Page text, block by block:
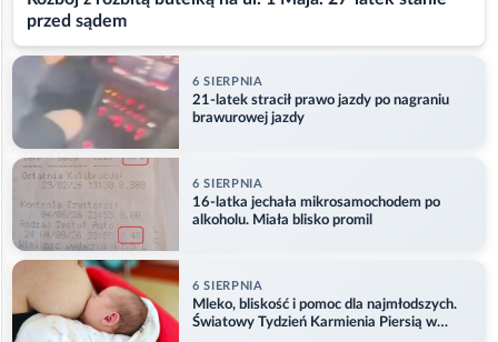
przed sądem
6 SIERPNIA
21-latek stracił prawo jazdy po nagraniu
brawurowej jazdy
6 SIERPNIA
16-latka jechała mikrosamochodem po
alkoholu. Miała blisko promil
6 SIERPNIA
Mleko, bliskość i pomoc dla najmłodszych.
Światowy Tydzień Karmienia Piersią w